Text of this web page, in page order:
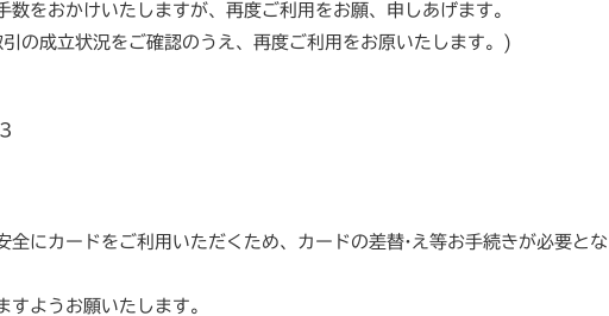
をおかけいたしますが、再度ご利用をお願、申しあげます。
の成立状況をご確認のうえ、再度ご利用をお原いたします。)
にカードをご利用いただくため、カードの差替·え等お手続きが必要とな
すようお願いたします。